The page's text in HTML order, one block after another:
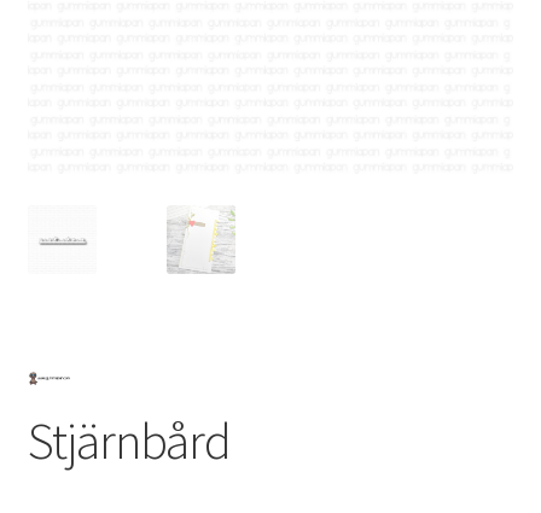
Stjärnbård